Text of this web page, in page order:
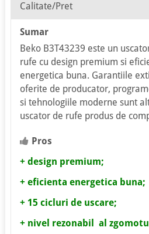
Calitate/Pret
Sumar
Beko B3T43239 este un
rufe cu design premium si
energetica buna. Garantiile
oferite de producator,
si tehnologiile moderne sunt
uscator de rufe produs de
Pros
+ design premium;
+ eficienta energetica buna;
+ 15 cicluri de uscare;
+ nivel rezonabil al